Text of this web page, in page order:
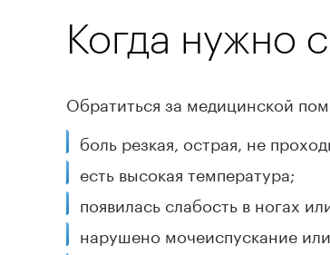
Когда нужно
Обратиться за медицинской
боль резкая, острая, не
есть высокая температура;
появилась слабость в ногах
нарушено мочеиспускание